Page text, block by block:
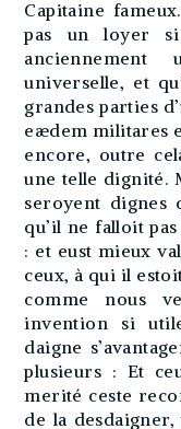
Capitaine
pas un loyer
universelle, et
grandes parties
eædem militares
encore, outre
une telle dignité.
seroyent dignes
qu’il ne falloit
: et eust mieux
ceux, à qui il
comme nous
invention si
daigne
plusieurs : Et
merité ceste
de la